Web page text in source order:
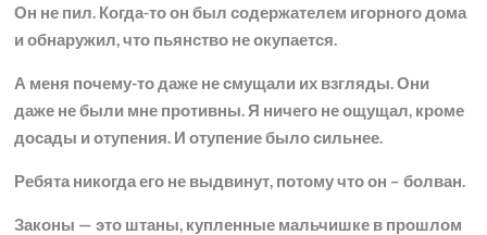
Он не пил. Когда-то он был содержателем игорного дома
и обнаружил, что пьянство не окупается.
А меня почему-то даже не смущали их взгляды. Они
даже не были мне противны. Я ничего не ощущал, кроме
досады и отупения. И отупение было сильнее.
Ребята никогда его не выдвинут, потому что он – болван.
Законы — это штаны, купленные мальчишке в прошлом